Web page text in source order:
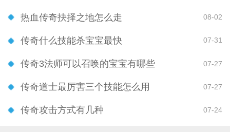
热血传奇抉择之地怎么走 08-02
传奇什么技能杀宝宝最快 07-31
传奇3法师可以召唤的宝宝有哪些 07-27
传奇道士最厉害三个技能怎么用 07-27
传奇攻击方式有几种 07-24